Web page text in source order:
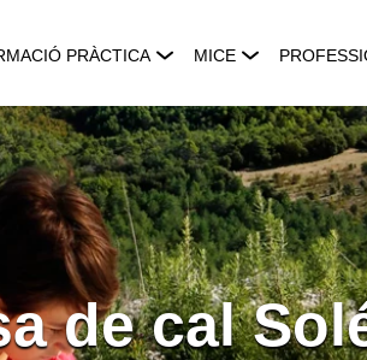
PRÀCTICA MICE
de cal